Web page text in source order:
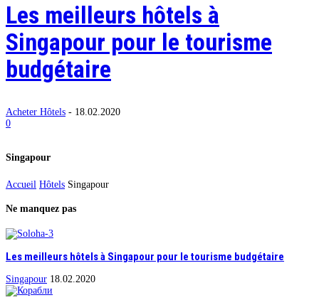
Les meilleurs hôtels à
Singapour pour le tourisme
budgétaire
Acheter Hôtels - 18.02.2020
0
Singapour
Accueil Hôtels Singapour
Ne manquez pas
Les meilleurs hôtels à Singapour pour le tourisme budgétaire
Singapour 18.02.2020